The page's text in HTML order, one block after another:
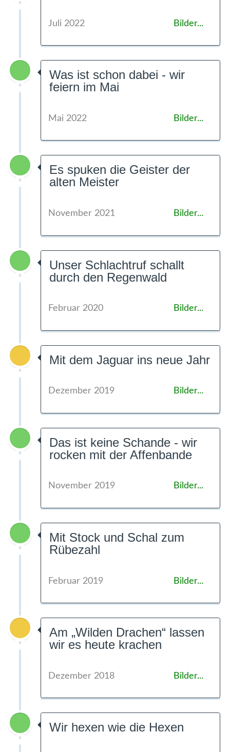
Bilder...
Juli 2022
Was ist schon dabei - wir
feiern im Mai
Bilder...
Mai 2022
Es spuken die Geister der
alten Meister
Bilder...
November 2021
Unser Schlachtruf schallt
durch den Regenwald
Bilder...
Februar 2020
Mit dem Jaguar ins neue Jahr
Bilder...
Dezember 2019
Das ist keine Schande - wir
rocken mit der Affenbande
Bilder...
November 2019
Mit Stock und Schal zum
Rübezahl
Bilder...
Februar 2019
Am „Wilden Drachen“ lassen
wir es heute krachen
Bilder...
Dezember 2018
Wir hexen wie die Hexen